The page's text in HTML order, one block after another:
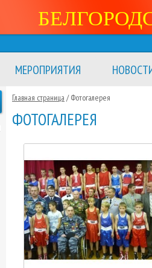
МЕРОПРИЯТИЯ
Главная страница / Фотогалерея
ФОТОГАЛЕРЕЯ